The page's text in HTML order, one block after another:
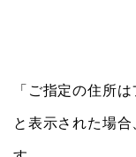
「ご指定の住所
と表示された場